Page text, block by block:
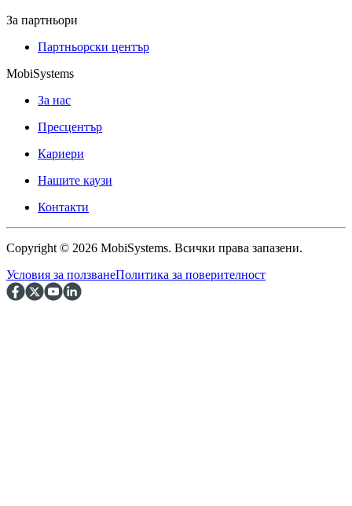
За партньори
Партньорски център
MobiSystems
За нас
Пресцентър
Кариери
Нашите каузи
Контакти
Copyright © 2026 MobiSystems. Всички права запазени.
Условия за ползванеПолитика за поверителност